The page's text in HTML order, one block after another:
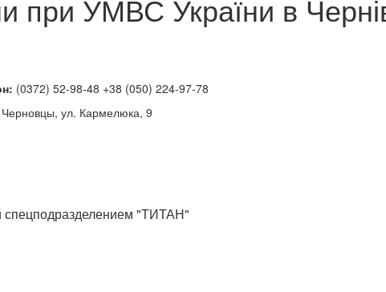
при УМВС України в
(0372) 52-98-48 +38 (050) 224-97-78
Черновцы, ул. Кармелюка, 9
спецподразделением "ТИТАН"